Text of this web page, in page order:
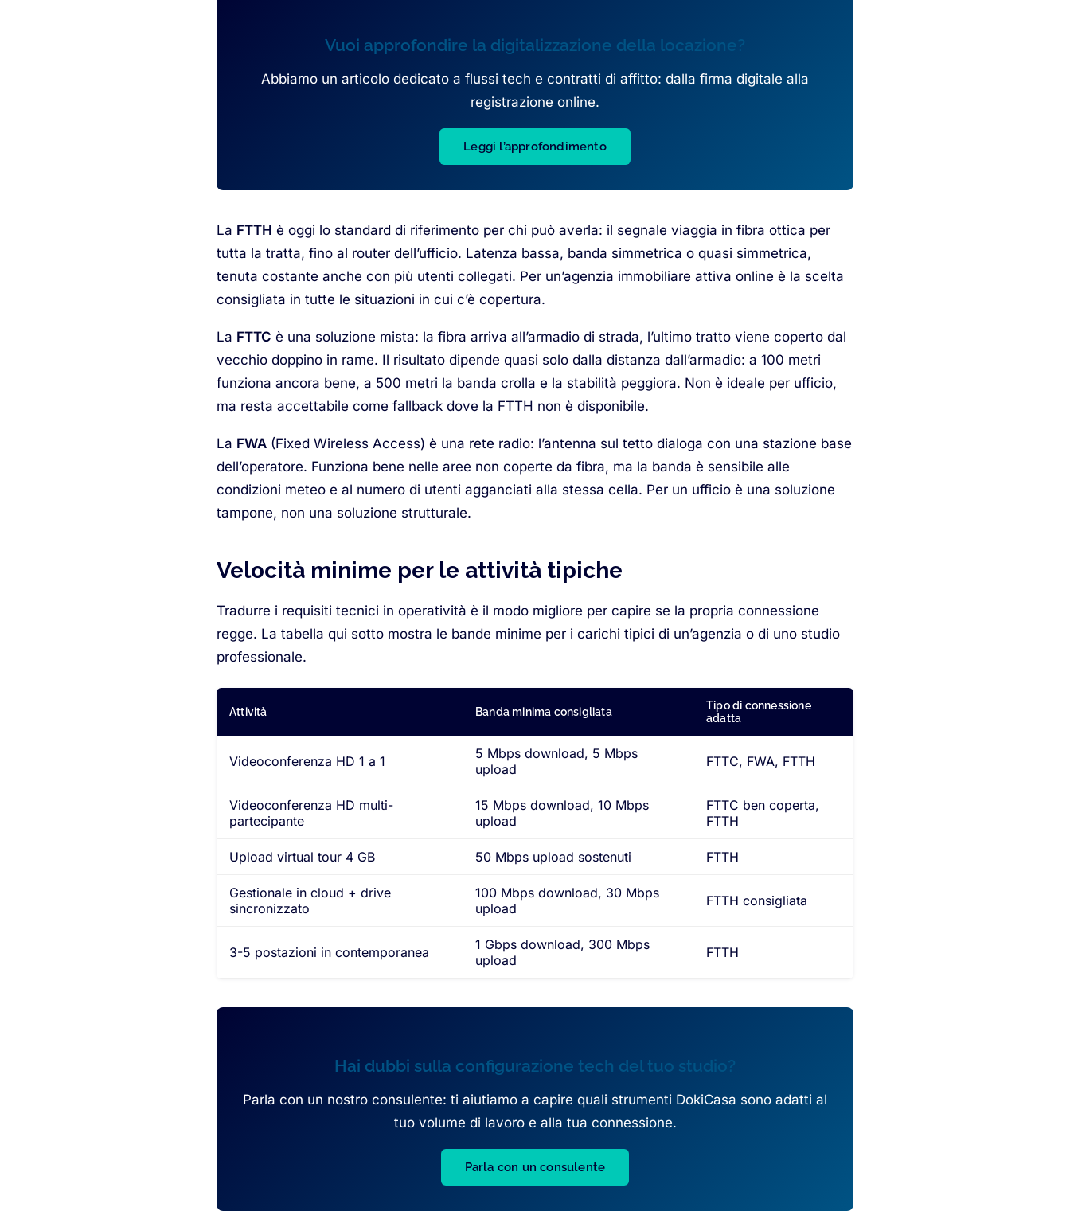
Vuoi approfondire la digitalizzazione della locazione?
Abbiamo un articolo dedicato a flussi tech e contratti di affitto: dalla firma digitale alla
registrazione online.
Leggi l’approfondimento
La FTTH è oggi lo standard di riferimento per chi può averla: il segnale viaggia in fibra ottica per
tutta la tratta, fino al router dell’ufficio. Latenza bassa, banda simmetrica o quasi simmetrica,
tenuta costante anche con più utenti collegati. Per un’agenzia immobiliare attiva online è la scelta
consigliata in tutte le situazioni in cui c’è copertura.
La FTTC è una soluzione mista: la fibra arriva all’armadio di strada, l’ultimo tratto viene coperto dal
vecchio doppino in rame. Il risultato dipende quasi solo dalla distanza dall’armadio: a 100 metri
funziona ancora bene, a 500 metri la banda crolla e la stabilità peggiora. Non è ideale per ufficio,
ma resta accettabile come fallback dove la FTTH non è disponibile.
La FWA (Fixed Wireless Access) è una rete radio: l’antenna sul tetto dialoga con una stazione base
dell’operatore. Funziona bene nelle aree non coperte da fibra, ma la banda è sensibile alle
condizioni meteo e al numero di utenti agganciati alla stessa cella. Per un ufficio è una soluzione
tampone, non una soluzione strutturale.
Velocità minime per le attività tipiche
Tradurre i requisiti tecnici in operatività è il modo migliore per capire se la propria connessione
regge. La tabella qui sotto mostra le bande minime per i carichi tipici di un’agenzia o di uno studio
professionale.
Attività Banda minima consigliata
Tipo di connessione
adatta
Videoconferenza HD 1 a 1
5 Mbps download, 5 Mbps
upload
FTTC, FWA, FTTH
Videoconferenza HD multi-
partecipante
15 Mbps download, 10 Mbps
upload
FTTC ben coperta,
FTTH
Upload virtual tour 4 GB 50 Mbps upload sostenuti FTTH
Gestionale in cloud + drive
sincronizzato
100 Mbps download, 30 Mbps
upload
FTTH consigliata
3-5 postazioni in contemporanea
1 Gbps download, 300 Mbps
upload
FTTH
Hai dubbi sulla configurazione tech del tuo studio?
Parla con un nostro consulente: ti aiutiamo a capire quali strumenti DokiCasa sono adatti al
tuo volume di lavoro e alla tua connessione.
Parla con un consulente